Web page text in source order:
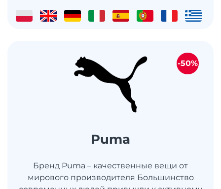
Puma
Бренд Puma – качественные вещи от
мирового производителя Большинство
-50%